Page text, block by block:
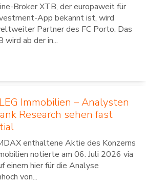
Broker XTB, der europaweit für
App bekannt ist, wird
Partner des FC Porto. Das
wird ab der in...
Immobilien – Analysten
Research sehen fast
enthaltene Aktie des Konzerns
notierte am 06. Juli 2026 via
einem hier für die Analyse
von...